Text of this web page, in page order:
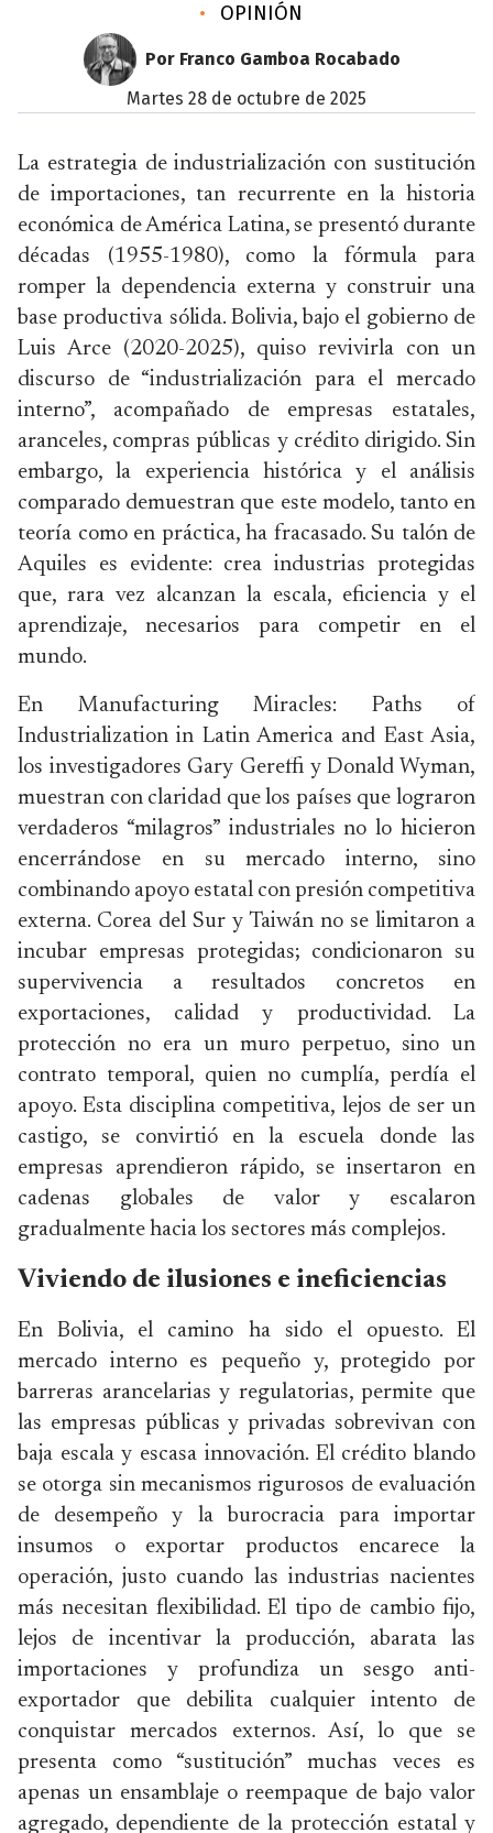
• OPINIÓN
Por Franco Gamboa Rocabado
martes 28 de octubre de 2025
La estrategia de industrialización con sustitución
de importaciones, tan recurrente en la historia
económica de América Latina, se presentó durante
décadas (1955-1980), como la fórmula para
romper la dependencia externa y construir una
base productiva sólida. Bolivia, bajo el gobierno de
Luis Arce (2020-2025), quiso revivirla con un
discurso de “industrialización para el mercado
interno”, acompañado de empresas estatales,
aranceles, compras públicas y crédito dirigido. Sin
embargo, la experiencia histórica y el análisis
comparado demuestran que este modelo, tanto en
teoría como en práctica, ha fracasado. Su talón de
Aquiles es evidente: crea industrias protegidas
que, rara vez alcanzan la escala, eficiencia y el
aprendizaje, necesarios para competir en el
mundo.
En Manufacturing Miracles: Paths of
Industrialization in Latin America and East Asia,
los investigadores Gary Gereffi y Donald Wyman,
muestran con claridad que los países que lograron
verdaderos “milagros” industriales no lo hicieron
encerrándose en su mercado interno, sino
combinando apoyo estatal con presión competitiva
externa. Corea del Sur y Taiwán no se limitaron a
incubar empresas protegidas; condicionaron su
supervivencia a resultados concretos en
exportaciones, calidad y productividad. La
protección no era un muro perpetuo, sino un
contrato temporal, quien no cumplía, perdía el
apoyo. Esta disciplina competitiva, lejos de ser un
castigo, se convirtió en la escuela donde las
empresas aprendieron rápido, se insertaron en
cadenas globales de valor y escalaron
gradualmente hacia los sectores más complejos.
Viviendo de ilusiones e ineficiencias
En Bolivia, el camino ha sido el opuesto. El
mercado interno es pequeño y, protegido por
barreras arancelarias y regulatorias, permite que
las empresas públicas y privadas sobrevivan con
baja escala y escasa innovación. El crédito blando
se otorga sin mecanismos rigurosos de evaluación
de desempeño y la burocracia para importar
insumos o exportar productos encarece la
operación, justo cuando las industrias nacientes
más necesitan flexibilidad. El tipo de cambio fijo,
lejos de incentivar la producción, abarata las
importaciones y profundiza un sesgo anti-
exportador que debilita cualquier intento de
conquistar mercados externos. Así, lo que se
presenta como “sustitución” muchas veces es
apenas un ensamblaje o reempaque de bajo valor
agregado, dependiente de la protección estatal y